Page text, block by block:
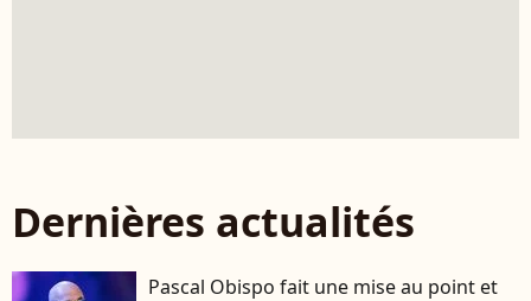
Dernières actualités
Pascal Obispo fait une mise au point et